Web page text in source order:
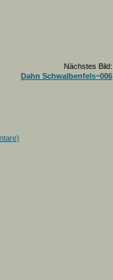
Nächstes Bild:
Dahn Schwalbenfels~006